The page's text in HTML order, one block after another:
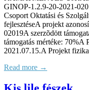
GINOP-1.2.9-20-2021-
Csoport Oktatási és
fejlesztéseA projekt
02019A szerzõdött
támogatás mértéke: 70%A
2021.07.15.A Projekt
Read more →